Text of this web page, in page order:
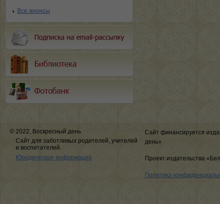
Все анонсы
© 2022, Воскресный день
Сайт для заботливых родителей, учителей
и воспитателей.
Юридическая информация
Сайт финансируется
день»
Проект издательства
Политика